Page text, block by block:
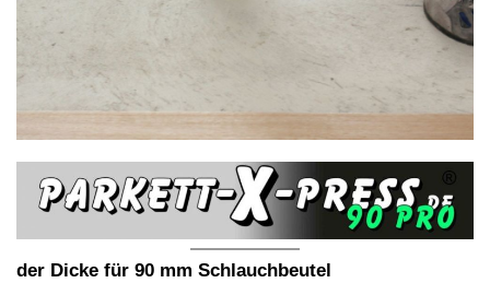
der Dicke für 90 mm Schlauchbeutel